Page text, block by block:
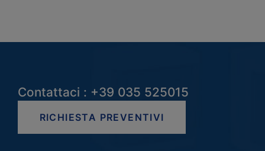
Contattaci : +39 035 525015
RICHIESTA PREVENTIVI